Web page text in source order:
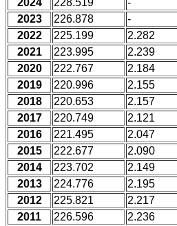
2024
228.519
-
2023
226.878
-
2022
225.199
2.282
2021
223.995
2.239
2020
222.767
2.184
2019
220.996
2.155
2018
220.653
2.157
2017
220.749
2.121
2016
221.495
2.047
2015
222.677
2.090
2014
223.702
2.149
2013
224.776
2.195
2012
225.821
2.217
2011
226.596
2.236